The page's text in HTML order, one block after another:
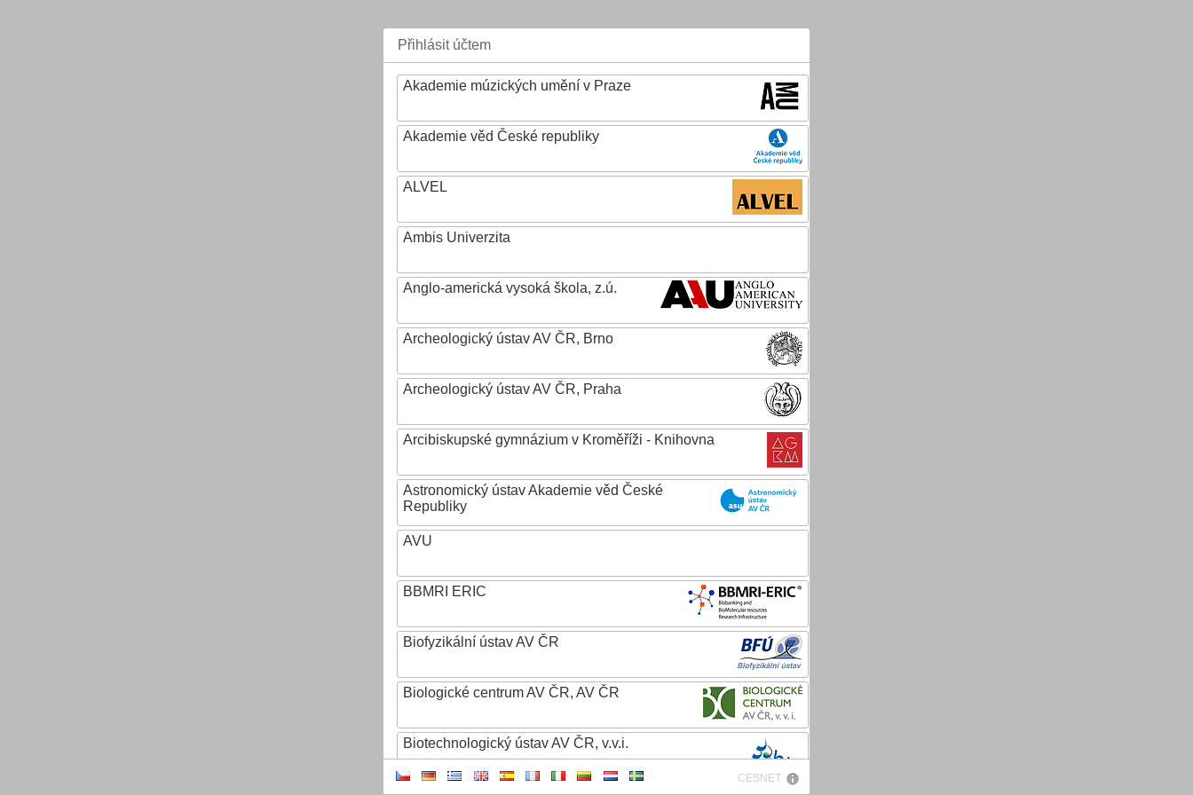
Přihlásit účtem
Akademie múzických umění v Praze
Akademie věd České republiky
ALVEL
Ambis Univerzita
Anglo-americká vysoká škola, z.ú.
Archeologický ústav AV ČR, Brno
Archeologický ústav AV ČR, Praha
Arcibiskupské gymnázium v Kroměříži - Knihovna
Astronomický ústav Akademie věd České
Republiky
AVU
BBMRI ERIC
Biofyzikální ústav AV ČR
Biologické centrum AV ČR, AV ČR
Biotechnologický ústav AV ČR, v.v.i.
CESNET